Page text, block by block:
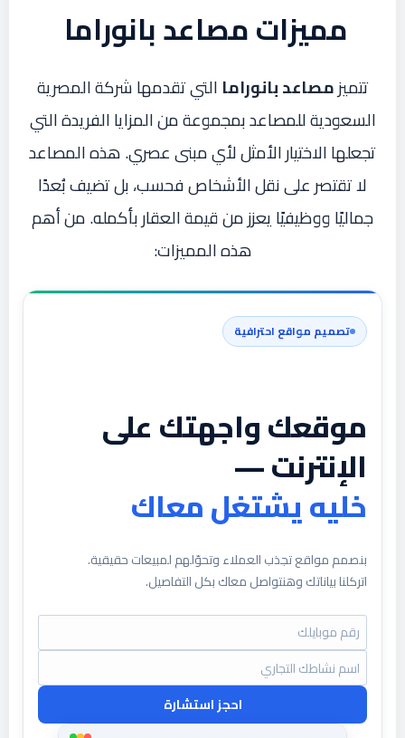
مميزات مصاعد بانوراما
تتميزمصاعد بانوراما التي تقدمها شركة المصرية
السعودية للمصاعد بمجموعة من المزايا الفريدة التي
تجعلها الاختيار الأمثل لأي مبنى عصري. هذه المصاعد
لا تقتصر على نقل الأشخاص فحسب، بل تضيف بُعدًا
جماليًا ووظيفيًا يعزز من قيمة العقار بأكمله. من أهم
هذه المميزات:
تصميم مواقع احترافية
موقعك واجهتك على
الإنترنت —
خليه يشتغل معاك
بنصمم مواقع تجذب العملاء وتحوّلهم لمبيعات حقيقية.
اتركلنا بياناتك وهنتواصل معاك بكل التفاصيل.
احجز استشارة